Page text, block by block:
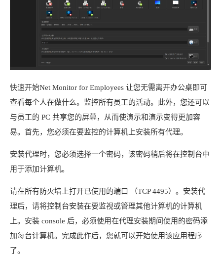
快速开始Net Monitor for Employees 让您无需离开办公桌即可
查看每个人在做什么。监控所有员工的活动。此外，您还可以
与员工的 PC 共享您的屏幕，从而使演示和演示变得更加容
易。首先，您必须在要监控的计算机上安装所有代理。
安装代理时，您必须选择一个密码，该密码稍后将在控制台中
用于添加计算机。
请在所有防火墙上打开已使用的端口 （TCP 4495）。安装代
理后，请将控制台安装在要监视或管理其他计算机的计算机
上。安装 console 后，必须使用在代理安装期间使用的密码添
加每台计算机。完成此作后，您就可以开始使用该应用程序
了。